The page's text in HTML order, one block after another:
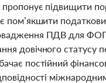
підвищити
ПДВ для
довічного
постійний